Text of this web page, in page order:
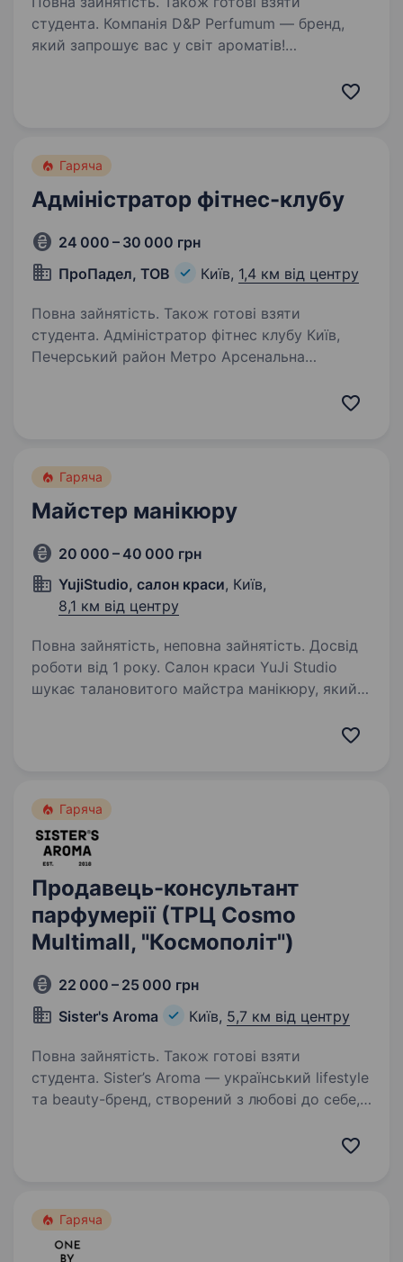
студента. Компанія D&P Perfumum — бренд,
який запрошує вас у світ ароматів!
Гаряча
Адміністратор фітнес-клубу
24 000 – 30 000 грн
ПроПадел, ТОВ
Київ, 1,4 км від центру
Повна зайнятість. Також готові взяти
студента. Адміністратор фітнес клубу Київ,
Печерський район Метро Арсенальна
клубу в центрі Києва. Що ви будете робити:
Гаряча
Майстер манікюру
20 000 – 40 000 грн
YujiStudio, салон краси, Київ,
8,1 км від центру
Повна зайнятість, неповна зайнятість. Досвід
роботи від 1 року. Салон краси YuJi Studio
шукає талановитого майстра манікюру, який
Гаряча
Продавець-консультант
парфумерії (ТРЦ Cosmo
Multimall, "Космополіт")
22 000 – 25 000 грн
Sister's Aroma
Київ, 5,7 км від центру
Повна зайнятість. Також готові взяти
студента. Sister’s Aroma — український lifestyle
та beauty-бренд, створений з любові до себе,
Ми транслюємо сучасні цінності, надихаємо
Гаряча